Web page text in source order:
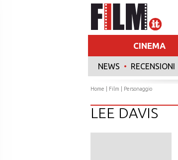
CINEMA
NEWS • RECENSIONI
Home Film | Personaggio
LEE DAVIS